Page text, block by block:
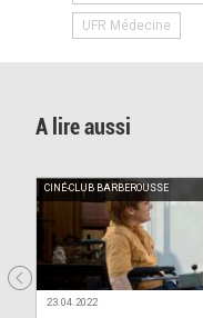
UFR Médecine
A lire aussi
CINÉ-CLUB BARBEROUSSE
23.04.2022